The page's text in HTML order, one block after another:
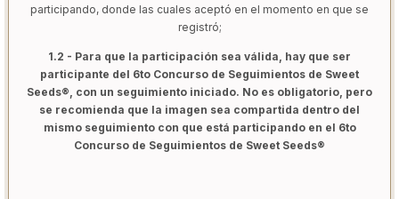
participando, donde las cuales aceptó en el momento en que se
registró;
1.2 - Para que la participación sea válida, hay que ser
participante del 6to Concurso de Seguimientos de Sweet
Seeds®, con un seguimiento iniciado. No es obligatorio, pero
se recomienda que la imagen sea compartida dentro del
mismo seguimiento con que está participando en el 6to
Concurso de Seguimientos de Sweet Seeds®